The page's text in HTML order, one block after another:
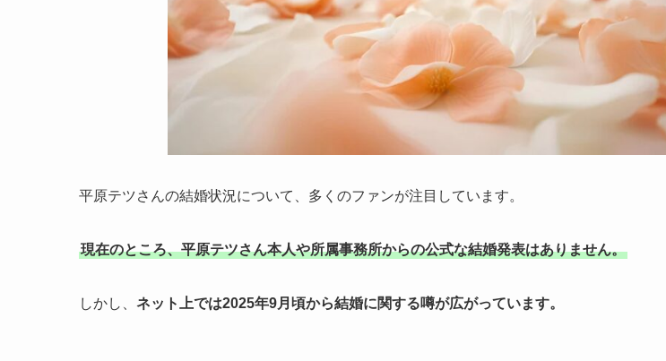
平原テツさんの結婚状況について、多くのファンが注目しています。
現在のところ、平原テツさん本人や所属事務所からの公式な結婚発表はありません。
しかし、 ネット上では2025年9月頃から結婚に関する噂が広がっています。